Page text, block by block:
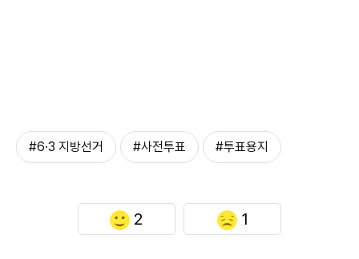
#6·3 지방선거 #사전투표 #투표용지
2 1